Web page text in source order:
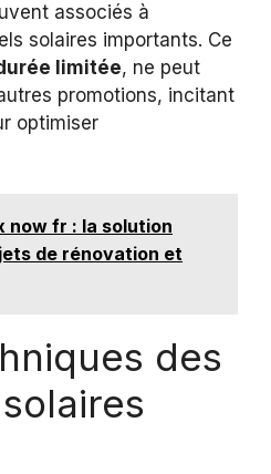
associés à
solaires importants. Ce
limitée, ne peut
promotions, incitant
optimiser
now fr : la solution
de rénovation et
des